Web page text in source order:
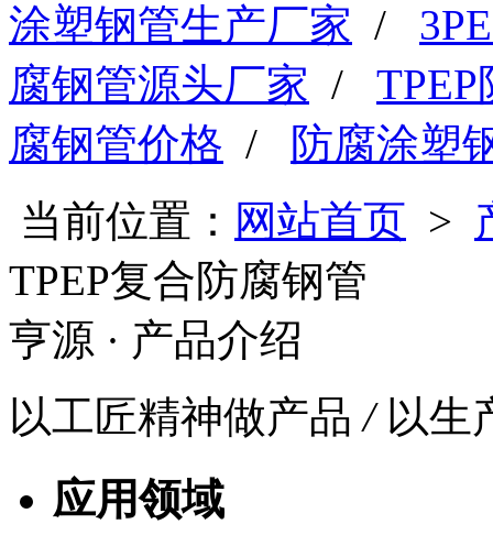
涂塑钢管生产厂家 /
腐钢管源头厂家 /
腐钢管价格 /
防腐涂塑
当前位置： 网站首页 >
TPEP复合防腐钢管
亨源 · 产品介绍
以工匠精神做产品/以生
应用领域